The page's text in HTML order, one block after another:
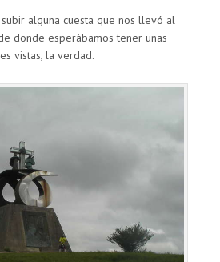
alguna cuesta que nos llevó al
donde esperábamos tener unas
vistas, la verdad.